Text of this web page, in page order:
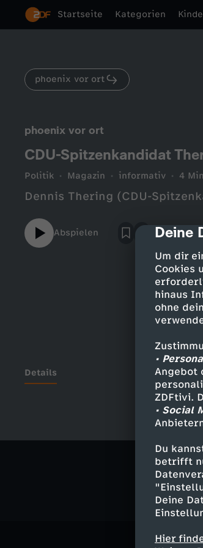
cmp-
Deine
Um dir
Cookies
hinaus
ohne
•
Angebot
ZDFtivi.
• Social
Du
betrifft
Deine
Hier
Startseite Kategorien
phoenix vor ort
phoenix vor ort
CDU-Spitzenkandidat
Politik Magazin informativ 4
Dennis Thering (CDU-
Abspielen
Details